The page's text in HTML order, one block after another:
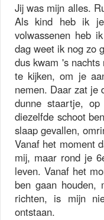
Jij was mijn alles.
Als kind heb ik
volwassenen heb
dag weet ik nog zo
dus kwam 's
te kijken, om je
nemen. Daar zat je
dunne staartje,
diezelfde schoot
slaap gevallen,
Vanaf het moment
mij, maar rond je
leven. Vanaf het
ben gaan houden,
richten, is mijn
ontstaan.